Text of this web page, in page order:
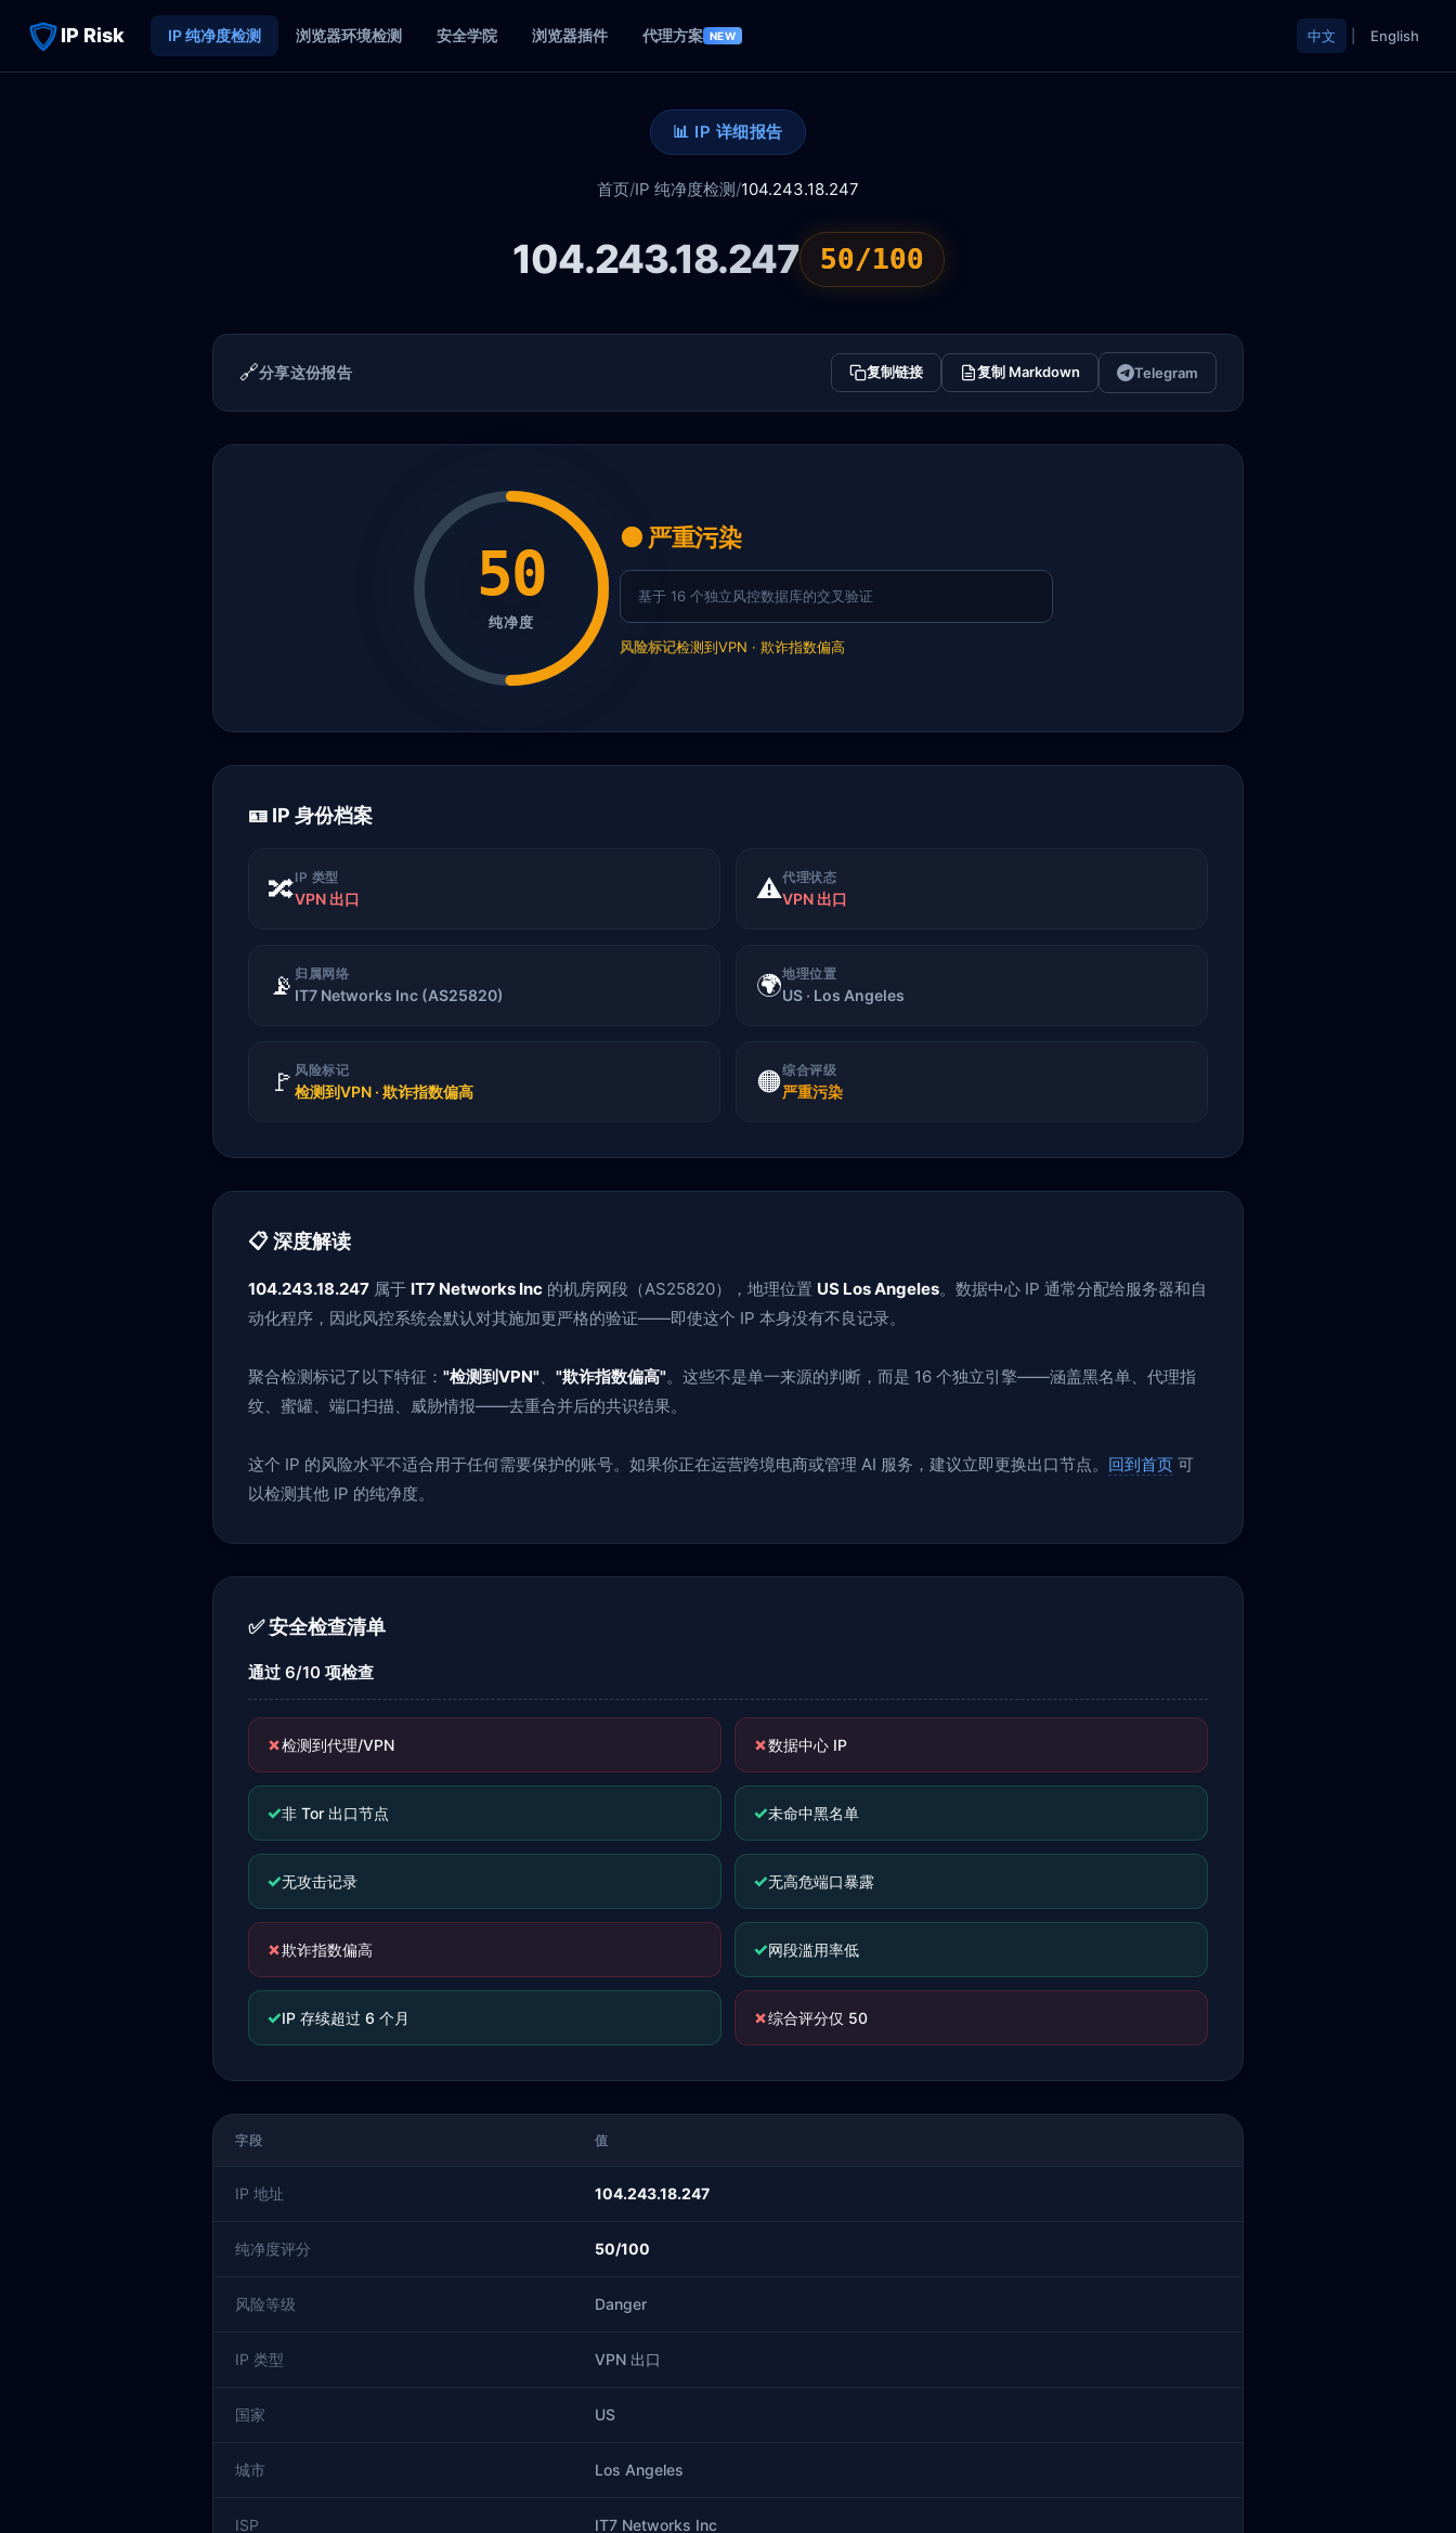
IP Risk IP 纯净度检测 浏览器环境检测 安全学院 浏览器插件 代理方案 NEW 中文 English
📊 IP 详细报告
首页/IP 纯净度检测/104.243.18.247
104.243.18.247 50/100
🔗分享这份报告 复制链接 复制 Markdown Telegram
50
纯净度
🟠 严重污染
基于 16 个独立风控数据库的交叉验证
风险标记检测到VPN · 欺诈指数偏高
🪪 IP 身份档案
🔀IP 类型
VPN 出口 ⚠️代理状态
VPN 出口
📡 归属网络
IT7 Networks Inc (AS25820) 🌍地理位置
US · Los Angeles
🚩 风险标记
检测到VPN · 欺诈指数偏高 🟠综合评级
严重污染
📋 深度解读
104.243.18.247 属于 IT7 Networks Inc 的机房网段（AS25820），地理位置 US Los Angeles。数据中心 IP 通常分配给服务器和自
动化程序，因此风控系统会默认对其施加更严格的验证——即使这个 IP 本身没有不良记录。
聚合检测标记了以下特征： "检测到VPN"、 "欺诈指数偏高"。这些不是单一来源的判断，而是 16 个独立引擎——涵盖黑名单、代理指
纹、蜜罐、端口扫描、威胁情报——去重合并后的共识结果。
这个 IP 的风险水平不适合用于任何需要保护的账号。如果你正在运营跨境电商或管理 AI 服务，建议立即更换出口节点。 回到首页 可
以检测其他 IP 的纯净度。
✅ 安全检查清单
通过 6/10 项检查
✗检测到代理/VPN ✗数据中心 IP
✓非 Tor 出口节点 ✓未命中黑名单
✓无攻击记录 ✓无高危端口暴露
✗欺诈指数偏高 ✓网段滥用率低
✓IP 存续超过 6 个月 ✗综合评分仅 50
字段 值
IP 地址 104.243.18.247
纯净度评分 50/100
风险等级 Danger
IP 类型 VPN 出口
国家 US
城市 Los Angeles
ISP IT7 Networks Inc